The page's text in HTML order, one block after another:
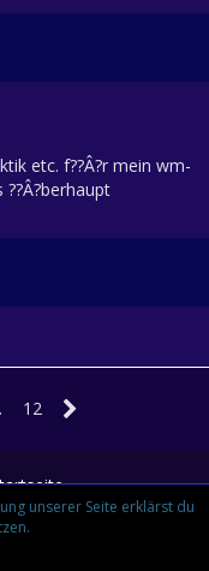
etc. f??Â?r mein wm-
12
unserer Seite erklärst du